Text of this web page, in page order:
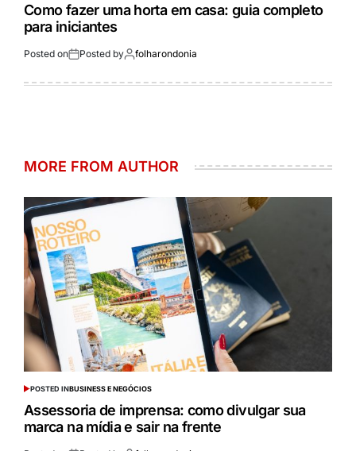
Como fazer uma horta em casa: guia completo
para iniciantes
Posted on Posted by folharondonia
MORE FROM AUTHOR
POSTED INBUSINESS E NEGÓCIOS
Assessoria de imprensa: como divulgar sua
marca na mídia e sair na frente